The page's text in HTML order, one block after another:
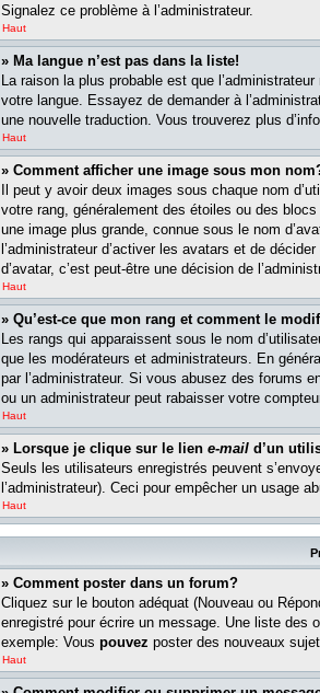
Signalez ce problème à l’administrateur.
Haut
» Ma langue n’est pas dans la liste!
La raison la plus probable est que
votre langue. Essayez de demander à
une nouvelle traduction. Vous trouverez plus
Haut
» Comment afficher une image sous mon
Il peut y avoir deux images sous chaque nom
votre rang, généralement des étoiles ou des
une image plus grande, connue sous le nom
l’administrateur d’activer les avatars et de
d’avatar, c’est peut-être une décision de
Haut
» Qu’est-ce que mon rang et comment le
Les rangs qui apparaissent sous le nom
que les modérateurs et administrateurs. En
par l’administrateur. Si vous abusez des forums
ou un administrateur peut rabaisser votre
Haut
» Lorsque je clique sur le lien e-mail d’un
Seuls les utilisateurs enregistrés peuvent
l’administrateur). Ceci pour empêcher un usage
Haut
» Comment poster dans un forum?
Cliquez sur le bouton adéquat (Nouveau ou
enregistré pour écrire un message. Une liste
exemple: Vous pouvez poster des nouveaux
Haut